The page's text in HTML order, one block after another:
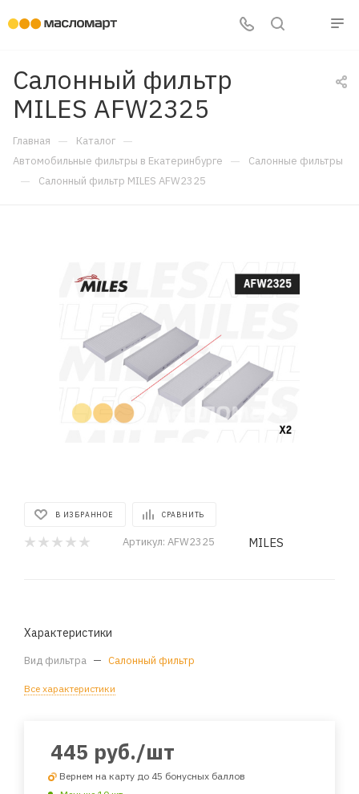
Салонный фильтр
MILES AFW2325
Главная — Каталог —
Автомобильные фильтры в Екатеринбурге — Салонные фильтры
— Салонный фильтр MILES AFW2325
В ИЗБРАННОЕ СРАВНИТЬ
Артикул: AFW2325 MILES
Характеристики
Вид фильтра — Салонный фильтр
Все характеристики
445 руб./шт
Вернем на карту до 45 бонусных баллов